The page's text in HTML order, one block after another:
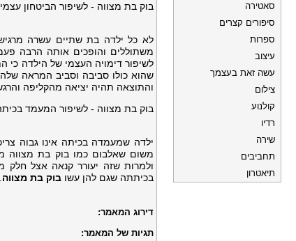
בוק בת מצווה - לשיפור הביטחון עצמי
לא כל ילדה בת שתיים עשרה
משתוללים והופכים אותה הרבה
לשיפור דימויה העצמי של הילדה כי
שהוא כולו סביבה וסביב המראה
והתוצאה תהיה יציאה מהקליפה
בוק בת מצווה - לשיפור המעמד
ילדה שמעמדה בכיתה אינו גבוה
משום שאלבום כמו בוק בת מצווה
ולמרות שזה יעורר קנאה אצל חלק
בכיתתה שגם להן עשו בוק בת מצווה
דירוג המאמר:
תגיות של המאמר:
סאטירה
סיפורים קצרים
ספרות
עיצוב
עשה זאת בעצמך
צילום
קולנוע
רדיו
שירה
תחביבים
תיאטרון